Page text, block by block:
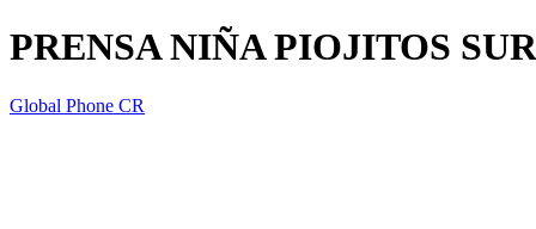
PRENSA NIÑA PIOJITOS
Global Phone CR